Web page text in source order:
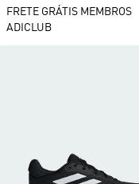
FRETE GRÁTIS MEMBROS
ADICLUB